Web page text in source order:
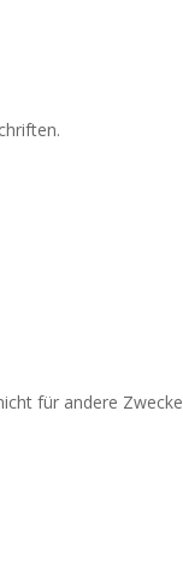
für andere